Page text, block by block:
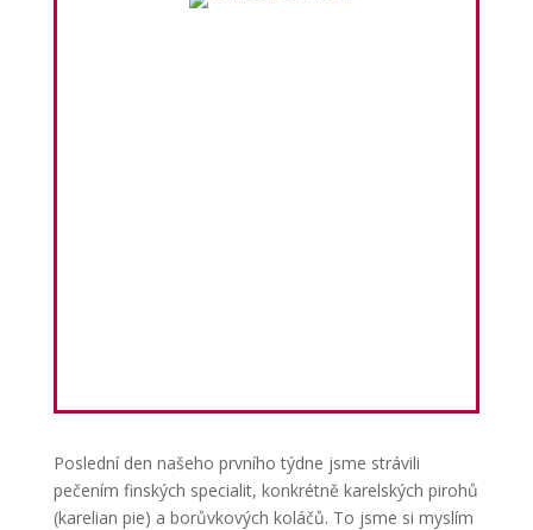
Poslední den našeho prvního týdne jsme strávili
pečením finských specialit, konkrétně karelských pirohů
(karelian pie) a borůvkových koláčů. To jsme si myslím